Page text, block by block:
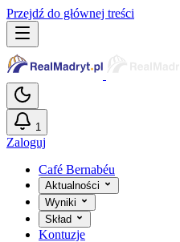
Przejdź do głównej treści
1
Zaloguj
Café Bernabéu
Aktualności
Wyniki
Skład
Kontuzje